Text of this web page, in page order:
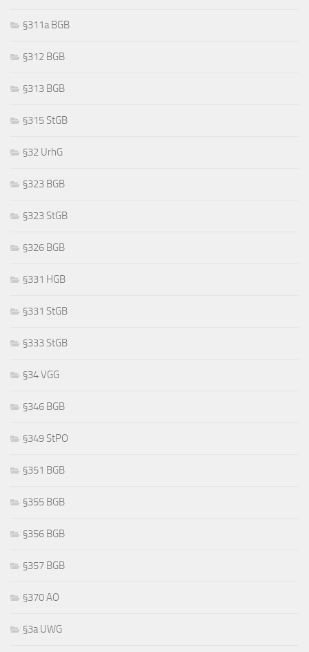
§311a BGB
§312 BGB
§313 BGB
§315 StGB
§32 UrhG
§323 BGB
§323 StGB
§326 BGB
§331 HGB
§331 StGB
§333 StGB
§34 VGG
§346 BGB
§349 StPO
§351 BGB
§355 BGB
§356 BGB
§357 BGB
§370 AO
§3a UWG